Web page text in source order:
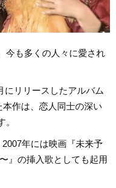
今も多くの人々に愛され
にリリースしたアルバム
作は、恋人同士の深い
年には映画『未来予
』の挿入歌としても起用